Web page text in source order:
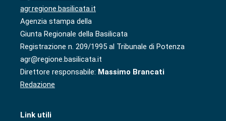
agr.regione.basilicata.it
Agenzia stampa della
Giunta Regionale della Basilicata
Registrazione n. 209/1995 al Tribunale di Potenza
agr@regione.basilicata.it
Direttore responsabile: Massimo Brancati
Redazione
Link utili